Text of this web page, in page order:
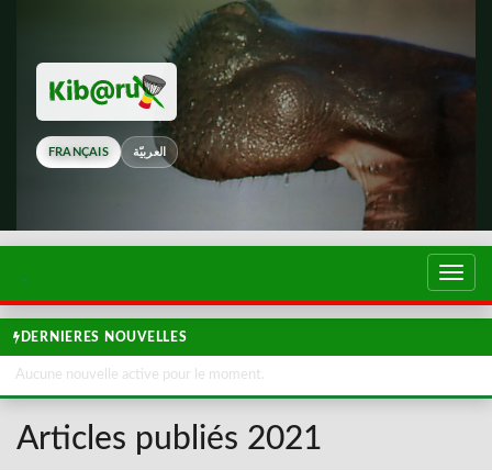
FRANÇAIS العربيّة
DERNIERES NOUVELLES
Aucune nouvelle active pour le moment.
Articles publiés 2021